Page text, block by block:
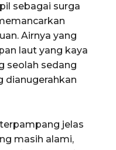
sebagai surga
Airnya yang
laut yang kaya
seolah sedang
dianugerahkan
jelas
masih alami,